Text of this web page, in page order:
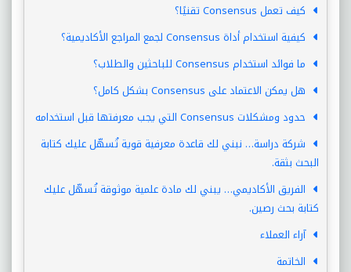
كيف تعمل Consensus تقنيًا؟
كيفية استخدام أداة Consensus لجمع المراجع الأكاديمية؟
ما فوائد استخدام Consensus للباحثين والطلاب؟
هل يمكن الاعتماد على Consensus بشكل كامل؟
حدود ومشكلات Consensus التي يجب معرفتها قبل استخدامه
شركة دراسة… نبني لك قاعدة معرفية قوية تُسهّل عليك كتابة
البحث بثقة.
الفريق الأكاديمي… يبني لك مادة علمية موثوقة تُسهّل عليك
كتابة بحث رصين.
آراء العملاء
الخاتمة